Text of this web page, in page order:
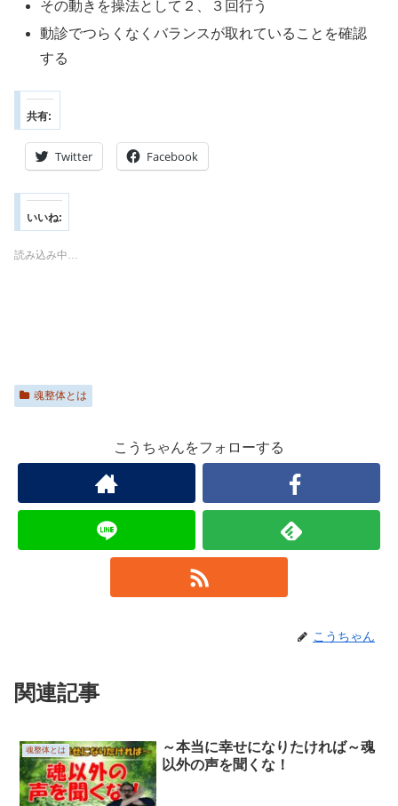
その動きを操法として２、３回行う
動診でつらくなくバランスが取れていることを確認
する
共有:
Twitter Facebook
いいね:
読み込み中…
魂整体とは
こうちゃんをフォローする
こうちゃん
関連記事
魂整体とは
～本当に幸せになりたければ～魂
以外の声を聞くな！